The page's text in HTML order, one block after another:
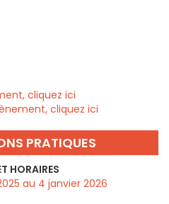
cliquez ici
cliquez ici
PRATIQUES
HORAIRES
au 4 janvier 2026